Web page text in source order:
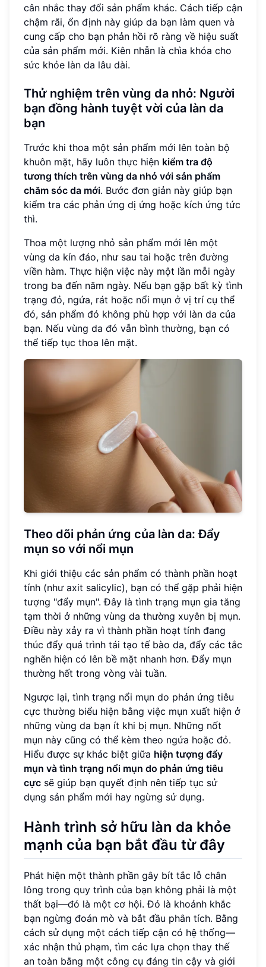
cân nhắc thay đổi sản phẩm khác. Cách tiếp cận
chậm rãi, ổn định này giúp da bạn làm quen và
cung cấp cho bạn phản hồi rõ ràng về hiệu suất
của sản phẩm mới. Kiên nhẫn là chìa khóa cho
sức khỏe làn da lâu dài.
Thử nghiệm trên vùng da nhỏ: Người
bạn đồng hành tuyệt vời của làn da
bạn
Trước khi thoa một sản phẩm mới lên toàn bộ
khuôn mặt, hãy luôn thực hiện kiểm tra độ
tương thích trên vùng da nhỏ với sản phẩm
chăm sóc da mới. Bước đơn giản này giúp bạn
kiểm tra các phản ứng dị ứng hoặc kích ứng tức
thì.
Thoa một lượng nhỏ sản phẩm mới lên một
vùng da kín đáo, như sau tai hoặc trên đường
viền hàm. Thực hiện việc này một lần mỗi ngày
trong ba đến năm ngày. Nếu bạn gặp bất kỳ tình
trạng đỏ, ngứa, rát hoặc nổi mụn ở vị trí cụ thể
đó, sản phẩm đó không phù hợp với làn da của
bạn. Nếu vùng da đó vẫn bình thường, bạn có
thể tiếp tục thoa lên mặt.
Theo dõi phản ứng của làn da: Đẩy
mụn so với nổi mụn
Khi giới thiệu các sản phẩm có thành phần hoạt
tính (như axit salicylic), bạn có thể gặp phải hiện
tượng "đẩy mụn". Đây là tình trạng mụn gia tăng
tạm thời ở những vùng da thường xuyên bị mụn.
Điều này xảy ra vì thành phần hoạt tính đang
thúc đẩy quá trình tái tạo tế bào da, đẩy các tắc
nghẽn hiện có lên bề mặt nhanh hơn. Đẩy mụn
thường hết trong vòng vài tuần.
Ngược lại, tình trạng nổi mụn do phản ứng tiêu
cực thường biểu hiện bằng việc mụn xuất hiện ở
những vùng da bạn ít khi bị mụn. Những nốt
mụn này cũng có thể kèm theo ngứa hoặc đỏ.
Hiểu được sự khác biệt giữa hiện tượng đẩy
mụn và tình trạng nổi mụn do phản ứng tiêu
cực sẽ giúp bạn quyết định nên tiếp tục sử
dụng sản phẩm mới hay ngừng sử dụng.
Hành trình sở hữu làn da khỏe
mạnh của bạn bắt đầu từ đây
Phát hiện một thành phần gây bít tắc lỗ chân
lông trong quy trình của bạn không phải là một
thất bại—đó là một cơ hội. Đó là khoảnh khắc
bạn ngừng đoán mò và bắt đầu phân tích. Bằng
cách sử dụng một cách tiếp cận có hệ thống—
xác nhận thủ phạm, tìm các lựa chọn thay thế
an toàn bằng một công cụ đáng tin cậy và giới